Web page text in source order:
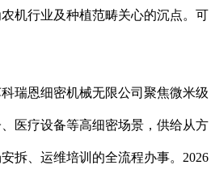
机行业及种植范畴关心的沉点。可
恩细密机械无限公司聚焦微米级
医疗设备等高细密场景，供给从方
拆、运维培训的全流程办事。2026